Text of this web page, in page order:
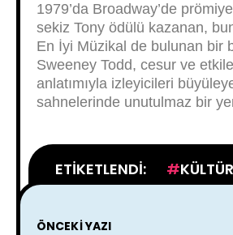
1979’da Broadway’de
sekiz Tony ödülü kazanan,
En İyi Müzikal de bulunan bir
Sweeney Todd, cesur ve
anlatımıyla izleyicileri
sahnelerinde unutulmaz bir
ETIKETLENDI: KÜLTÜR
ÖNCEKI YAZI